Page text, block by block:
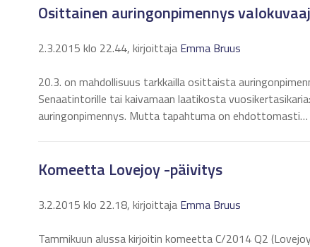
Osittainen auringonpimennys
2.3.2015 klo 22.44, kirjoittaja Emma Bruus
20.3. on mahdollisuus tarkkailla osittaista
Senaatintorille tai kaivamaan laatikosta
auringonpimennys. Mutta tapahtuma on ehdottomasti…
Komeetta Lovejoy -päivitys
3.2.2015 klo 22.18, kirjoittaja Emma Bruus
Tammikuun alussa kirjoitin komeetta C/2014 Q2